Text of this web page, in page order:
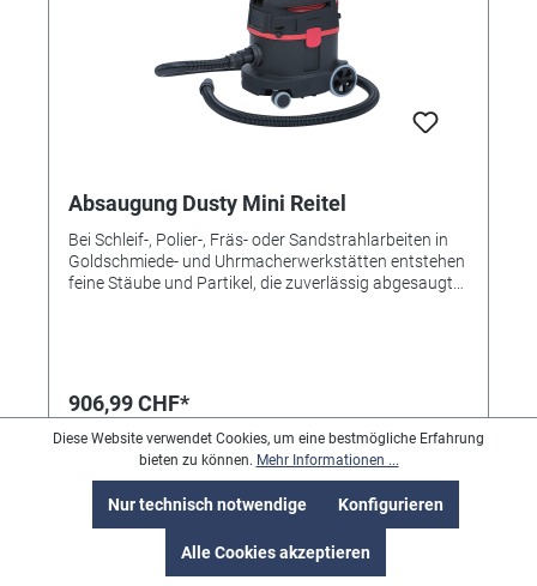
Absaugung Dusty Mini Reitel
Bei Schleif-, Polier-, Fräs- oder Sandstrahlarbeiten in
Goldschmiede- und Uhrmacherwerkstätten entstehen
feine Stäube und Partikel, die zuverlässig abgesaugt
eines Gewichts von nur 5,5 kg lässt sich das
Absaugsystem flexibel auch in kleinen Werkstätten
oder beengten Arbeitsbereichen integrieren. Die
gummierten Lenkrollen ermöglichen einen einfachen
Standortwechsel und sorgen für hohe Mobilität im
täglichen Einsatz. Der 13-Liter-Behälter bietet
ausreichend Kapazität für anfallende Stäube und
Partikel, während die integrierte LED-
Füllstandsanzeige rechtzeitig auf einen notwendigen
906,99 CHF*
Diese Website verwendet Cookies, um eine bestmögliche Erfahrung
bieten zu können. Mehr Informationen ...
Nur technisch notwendige Konfigurieren
Alle Cookies akzeptieren